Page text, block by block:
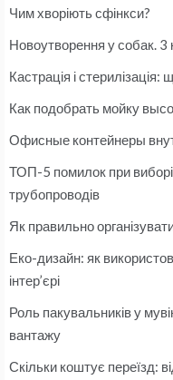
Чим хворіють сфінкси?
Новоутворення у собак. 3
Кастрація і
Как подобрать мойку
Офисные контейнеры
ТОП-5 помилок при виборі
трубопроводів
Як правильно
Еко-дизайн: як
інтер’єрі
Роль пакувальників у
вантажу
Скільки коштує переїзд: